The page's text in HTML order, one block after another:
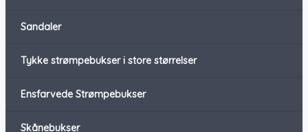
Sandaler
Tykke strømpebukser i store størrelser
Ensfarvede Strømpebukser
Skånebukser